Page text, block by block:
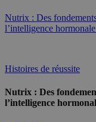
Nutrix : Des
l’intelligence
Histoires de réussite
Nutrix : Des
l’intelligence